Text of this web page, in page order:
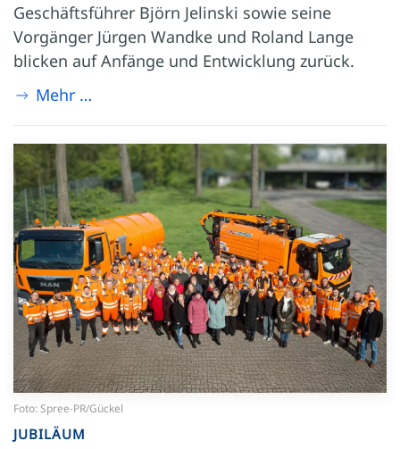
Geschäftsführer Björn Jelinski sowie seine
Vorgänger Jürgen Wandke und Roland Lange
blicken auf Anfänge und Entwicklung zurück.
Mehr …
Foto: Spree-PR/Gückel
JUBILÄUM